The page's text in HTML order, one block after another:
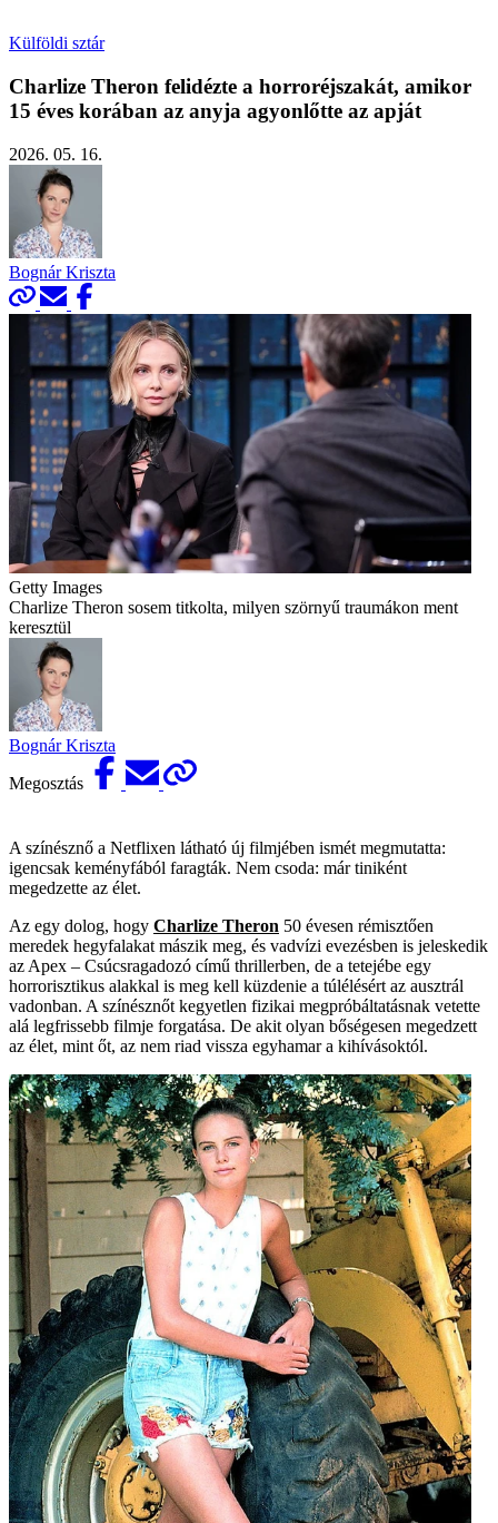
Külföldi sztár
Charlize Theron felidézte a horroréjszakát, amikor
15 éves korában az anyja agyonlőtte az apját
2026. 05. 16.
Bognár Kriszta
Getty Images
Charlize Theron sosem titkolta, milyen szörnyű traumákon ment
keresztül
Bognár Kriszta
Megosztás
A színésznő a Netflixen látható új filmjében ismét megmutatta:
igencsak keményfából faragták. Nem csoda: már tiniként
megedzette az élet.
Az egy dolog, hogy Charlize Theron 50 évesen rémisztően
meredek hegyfalakat mászik meg, és vadvízi evezésben is jeleskedik
az Apex – Csúcsragadozó című thrillerben, de a tetejébe egy
horrorisztikus alakkal is meg kell küzdenie a túlélésért az ausztrál
vadonban. A színésznőt kegyetlen fizikai megpróbáltatásnak vetette
alá legfrissebb filmje forgatása. De akit olyan bőségesen megedzett
az élet, mint őt, az nem riad vissza egyhamar a kihívásoktól.